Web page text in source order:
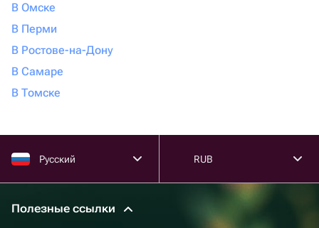
В Омске
В Перми
В Ростове-на-Дону
В Самаре
В Томске
Русский RUB
Полезные ссылки